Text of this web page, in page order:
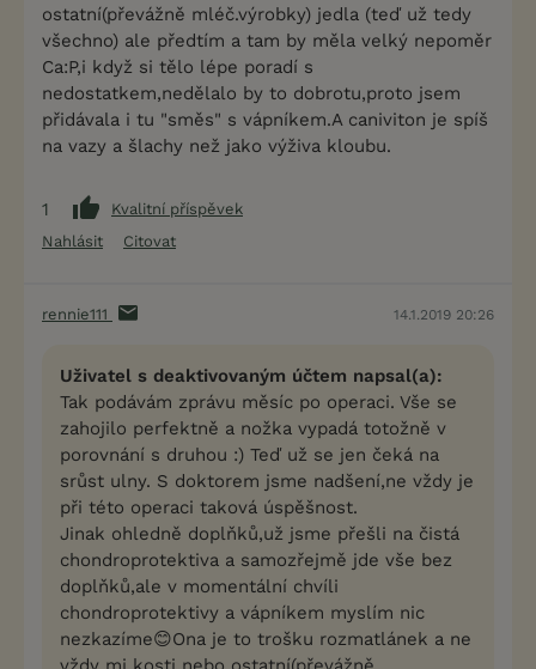
ostatní(převážně mléč.výrobky) jedla (teď už tedy
všechno) ale předtím a tam by měla velký nepoměr
Ca:P,i když si tělo lépe poradí s
nedostatkem,nedělalo by to dobrotu,proto jsem
přidávala i tu "směs" s vápníkem.A caniviton je spíš
na vazy a šlachy než jako výživa kloubu.
1
Kvalitní příspěvek
Nahlásit
Citovat
rennie111 14.1.2019 20:26
Uživatel s deaktivovaným účtem napsal(a):
Tak podávám zprávu měsíc po operaci. Vše se
zahojilo perfektně a nožka vypadá totožně v
porovnání s druhou :) Teď už se jen čeká na
srůst ulny. S doktorem jsme nadšení,ne vždy je
při této operaci taková úspěšnost.
Jinak ohledně doplňků,už jsme přešli na čistá
chondroprotektiva a samozřejmě jde vše bez
doplňků,ale v momentální chvíli
chondroprotektivy a vápníkem myslím nic
nezkazíme😊Ona je to trošku rozmatlánek a ne